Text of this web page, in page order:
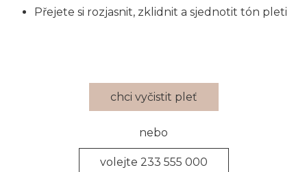
Přejete si rozjasnit, zklidnit a sjednotit tón pleti
chci vyčistit pleť
nebo
volejte 233 555 000